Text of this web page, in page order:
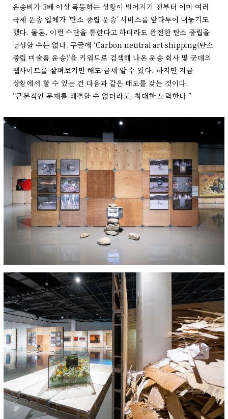
운송비가 3배 이상 폭등하는 상황이 벌어지기 전부터 이미 여러
국제 운송 업체가 ‘탄소 중립 운송’ 서비스를 앞다투어 내놓기도
했다. 물론, 이런 수단을 통한다고 하더라도 완전한 탄소 중립을
달성할 수는 없다. 구글에 ‘Carbon neutral art shipping(탄소
중립 미술품 운송)’을 키워드로 검색해 나온 운송 회사 몇 군데의
웹사이트를 살펴보기만 해도 금세 알 수 있다. 하지만 지금
상황에서 할 수 있는 건 다음과 같은 태도를 갖는 것이다.
“근본적인 문제를 해결할 수 없더라도, 최대한 노력한다.”